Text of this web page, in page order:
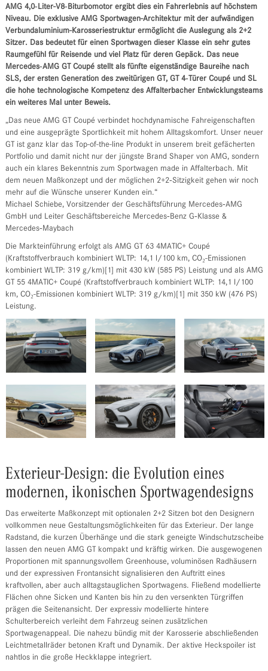
AMG 4,0‑Liter-V8‑Biturbomotor ergibt dies ein Fahrerlebnis auf höchstem
Niveau. Die exklusive AMG Sportwagen-Architektur mit der aufwändigen
Verbundaluminium-Karosseriestruktur ermöglicht die Auslegung als 2+2
Sitzer. Das bedeutet für einen Sportwagen dieser Klasse ein sehr gutes
Raumgefühl für Reisende und viel Platz für deren Gepäck. Das neue
Mercedes‑AMG GT Coupé stellt als fünfte eigenständige Baureihe nach
SLS, der ersten Generation des zweitürigen GT, GT 4‑Türer Coupé und SL
die hohe technologische Kompetenz des Affalterbacher Entwicklungsteams
ein weiteres Mal unter Beweis.
„Das neue AMG GT Coupé verbindet hochdynamische Fahreigenschaften
und eine ausgeprägte Sportlichkeit mit hohem Alltagskomfort. Unser neuer
GT ist ganz klar das Top-of-the-line Produkt in unserem breit gefächerten
Portfolio und damit nicht nur der jüngste Brand Shaper von AMG, sondern
auch ein klares Bekenntnis zum Sportwagen made in Affalterbach. Mit
dem neuen Maßkonzept und der möglichen 2+2‑Sitzigkeit gehen wir noch
mehr auf die Wünsche unserer Kunden ein.“
Michael Schiebe, Vorsitzender der Geschäftsführung Mercedes‑AMG
GmbH und Leiter Geschäftsbereiche Mercedes‑Benz G‑Klasse &
Mercedes‑Maybach
Die Markteinführung erfolgt als AMG GT 63 4MATIC+ Coupé
(Kraftstoffverbrauch kombiniert WLTP: 14,1 l/100 km, CO₂-Emissionen
kombiniert WLTP: 319 g/km)[1] mit 430 kW (585 PS) Leistung und als AMG
GT 55 4MATIC+ Coupé (Kraftstoffverbrauch kombiniert WLTP: 14,1 l/100
km, CO₂-Emissionen kombiniert WLTP: 319 g/km)[1] mit 350 kW (476 PS)
Leistung.
Exterieur-Design: die Evolution eines
modernen, ikonischen Sportwagendesigns
Das erweiterte Maßkonzept mit optionalen 2+2 Sitzen bot den Designern
vollkommen neue Gestaltungsmöglichkeiten für das Exterieur. Der lange
Radstand, die kurzen Überhänge und die stark geneigte Windschutzscheibe
lassen den neuen AMG GT kompakt und kräftig wirken. Die ausgewogenen
Proportionen mit spannungsvollem Greenhouse, voluminösen Radhäusern
und der expressiven Frontansicht signalisieren den Auftritt eines
kraftvollen, aber auch alltagstauglichen Sportwagens. Fließend modellierte
Flächen ohne Sicken und Kanten bis hin zu den versenkten Türgriffen
prägen die Seitenansicht. Der expressiv modellierte hintere
Schulterbereich verleiht dem Fahrzeug seinen zusätzlichen
Sportwagenappeal. Die nahezu bündig mit der Karosserie abschließenden
Leichtmetallräder betonen Kraft und Dynamik. Der aktive Heckspoiler ist
nahtlos in die große Heckklappe integriert.